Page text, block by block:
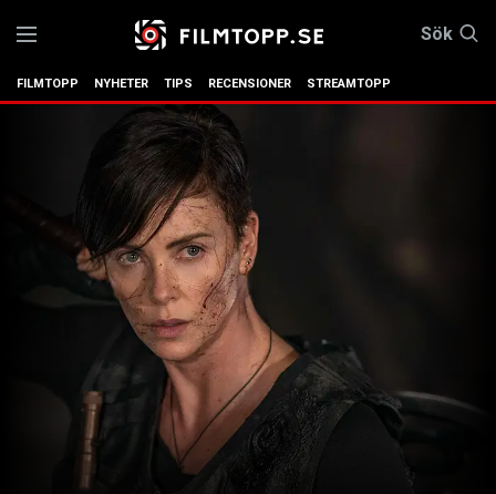
Sök
FILMTOPP NYHETER TIPS RECENSIONER STREAMTOPP